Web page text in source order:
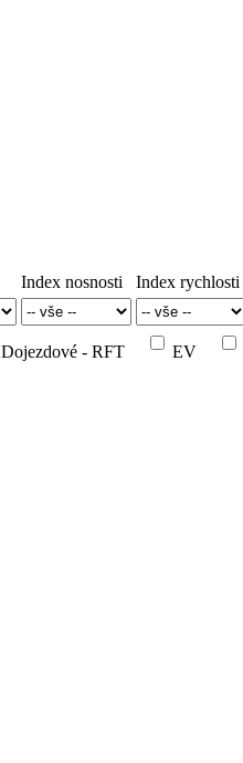
Index nosnosti Index rychlosti
Dojezdové - RFT EV